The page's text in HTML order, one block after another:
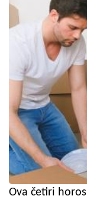
Ova četiri